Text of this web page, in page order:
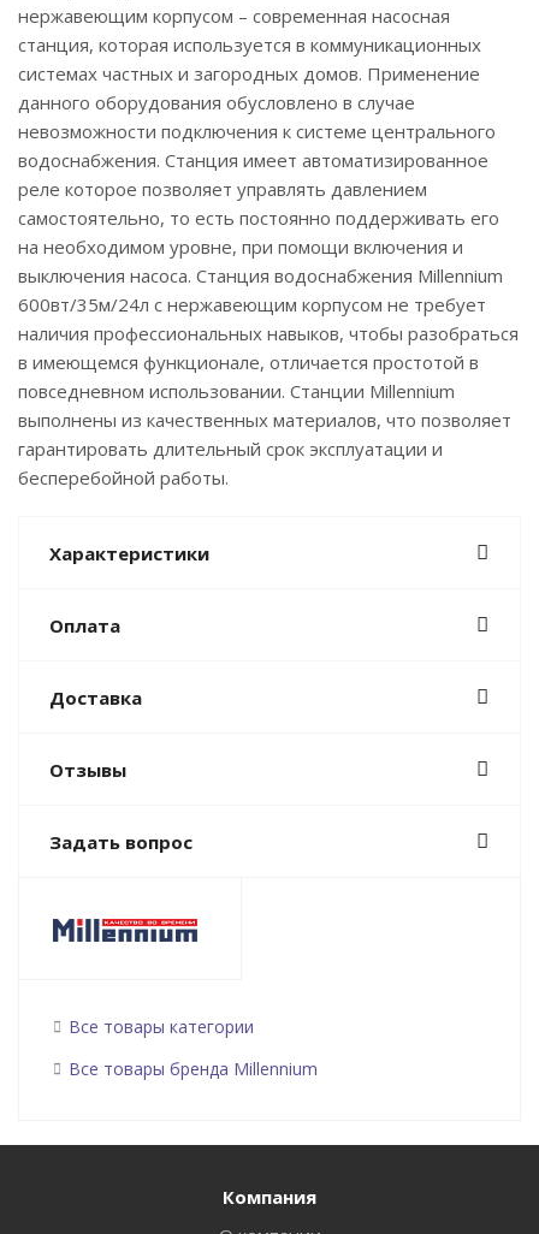
нержавеющим корпусом – современная насосная
станция, которая используется в коммуникационных
системах частных и загородных домов. Применение
данного оборудования обусловлено в случае
невозможности подключения к системе центрального
водоснабжения. Станция имеет автоматизированное
реле которое позволяет управлять давлением
самостоятельно, то есть постоянно поддерживать его
на необходимом уровне, при помощи включения и
выключения насоса. Станция водоснабжения Millennium
600вт/35м/24л с нержавеющим корпусом не требует
наличия профессиональных навыков, чтобы разобраться
в имеющемся функционале, отличается простотой в
повседневном использовании. Станции Millennium
выполнены из качественных материалов, что позволяет
гарантировать длительный срок эксплуатации и
бесперебойной работы.
Характеристики
Оплата
Доставка
Отзывы
Задать вопрос
Все товары категории
Все товары бренда Millennium
Компания